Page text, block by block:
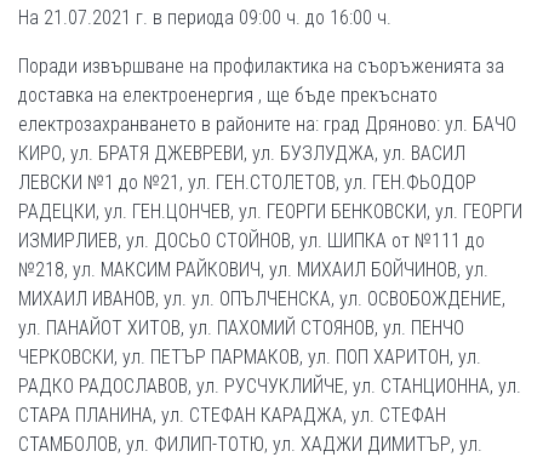
На 21.07.2021 г. в периода 09:00 ч. до 16:00 ч.
Поради извършване на профилактика на съоръженията за
доставка на електроенергия , ще бъде прекъснато
електрозахранването в районите на: град Дряново: ул. БАЧО
КИРО, ул. БРАТЯ ДЖЕВРЕВИ, ул. БУЗЛУДЖА, ул. ВАСИЛ
ЛЕВСКИ №1 до №21, ул. ГЕН.СТОЛЕТОВ, ул. ГЕН.ФЬОДОР
РАДЕЦКИ, ул. ГЕН.ЦОНЧЕВ, ул. ГЕОРГИ БЕНКОВСКИ, ул. ГЕОРГИ
ИЗМИРЛИЕВ, ул. ДОСЬО СТОЙНОВ, ул. ШИПКА от №111 до
№218, ул. МАКСИМ РАЙКОВИЧ, ул. МИХАИЛ БОЙЧИНОВ, ул.
МИХАИЛ ИВАНОВ, ул. ул. ОПЪЛЧЕНСКА, ул. ОСВОБОЖДЕНИЕ,
ул. ПАНАЙОТ ХИТОВ, ул. ПАХОМИЙ СТОЯНОВ, ул. ПЕНЧО
ЧЕРКОВСКИ, ул. ПЕТЪР ПАРМАКОВ, ул. ПОП ХАРИТОН, ул.
РАДКО РАДОСЛАВОВ, ул. РУСЧУКЛИЙЧЕ, ул. СТАНЦИОННА, ул.
СТАРА ПЛАНИНА, ул. СТЕФАН КАРАДЖА, ул. СТЕФАН
СТАМБОЛОВ, ул. ФИЛИП-ТОТЮ, ул. ХАДЖИ ДИМИТЪР, ул.